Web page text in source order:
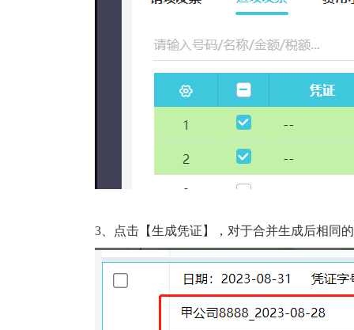
3、 点击【生成凭证】，对于合并生成后相同